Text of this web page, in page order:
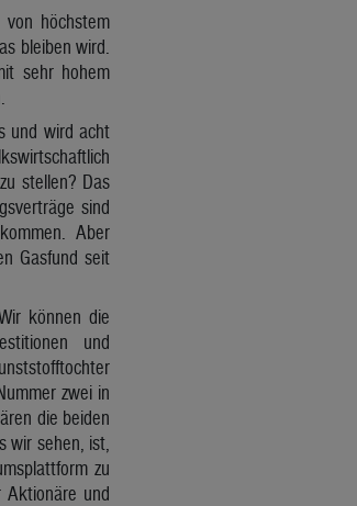
höchstem
bleiben wird.
sehr hohem
und wird acht
stellen? Das
sind
Aber
Gasfund seit
können die
und
zwei in
die beiden
wir sehen, ist,
zu
Aktionäre und